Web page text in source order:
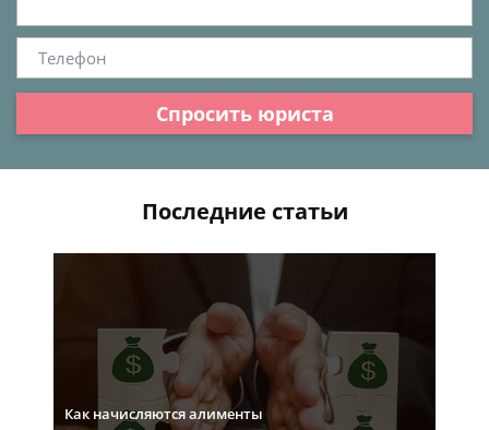
Спросить юриста
Последние статьи
Как начисляются алименты